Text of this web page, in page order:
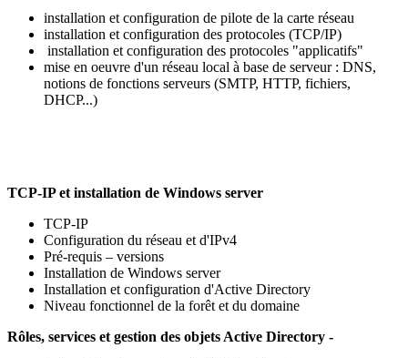
installation et configuration de pilote de la carte réseau
installation et configuration des protocoles (TCP/IP)
installation et configuration des protocoles "applicatifs"
mise en oeuvre d'un réseau local à base de serveur : DNS,
notions de fonctions serveurs (SMTP, HTTP, fichiers,
DHCP...)
TCP-IP et installation de Windows server
TCP-IP
Configuration du réseau et d'IPv4
Pré-requis – versions
Installation de Windows server
Installation et configuration d'Active Directory
Niveau fonctionnel de la forêt et du domaine
Rôles, services et gestion des objets Active Directory -